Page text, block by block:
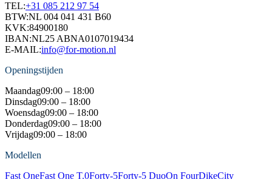
TEL:+31 085 212 97 54
BTW:NL 004 041 431 B60
KVK:84900180
IBAN:NL25 ABNA0107019434
E-MAIL:info@for-motion.nl
Openingstijden
Maandag09:00 – 18:00
Dinsdag09:00 – 18:00
Woensdag09:00 – 18:00
Donderdag09:00 – 18:00
Vrijdag09:00 – 18:00
Modellen
Fast OneFast One T.0Forty-5Forty-5 DuoOn FourDikeCity